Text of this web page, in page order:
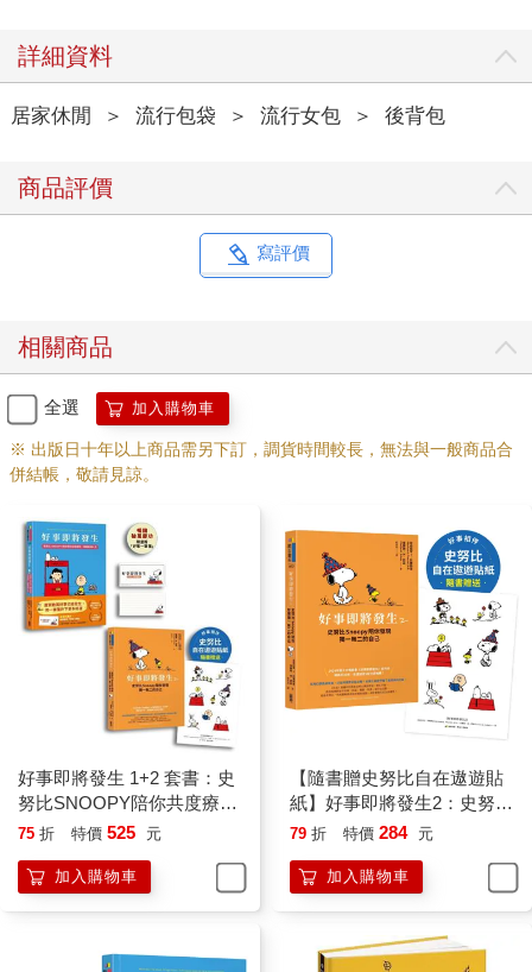
詳細資料
居家休閒 ＞ 流行包袋 ＞ 流行女包 ＞ 後背包
商品評價
寫評價
相關商品
全選 加入購物車
※ 出版日十年以上商品需另下訂，調貨時間較長，無法與一般商品合
併結帳，敬請見諒。
好事即將發生 1+2 套書：史
努比SNOOPY陪你共度療癒
生活！
75 折 特價 525 元
加入購物車
【隨書贈史努比自在遨遊貼
紙】好事即將發生2：史努比
Snoopy陪你發現獨一無二的
79 折 特價 284 元
加入購物車